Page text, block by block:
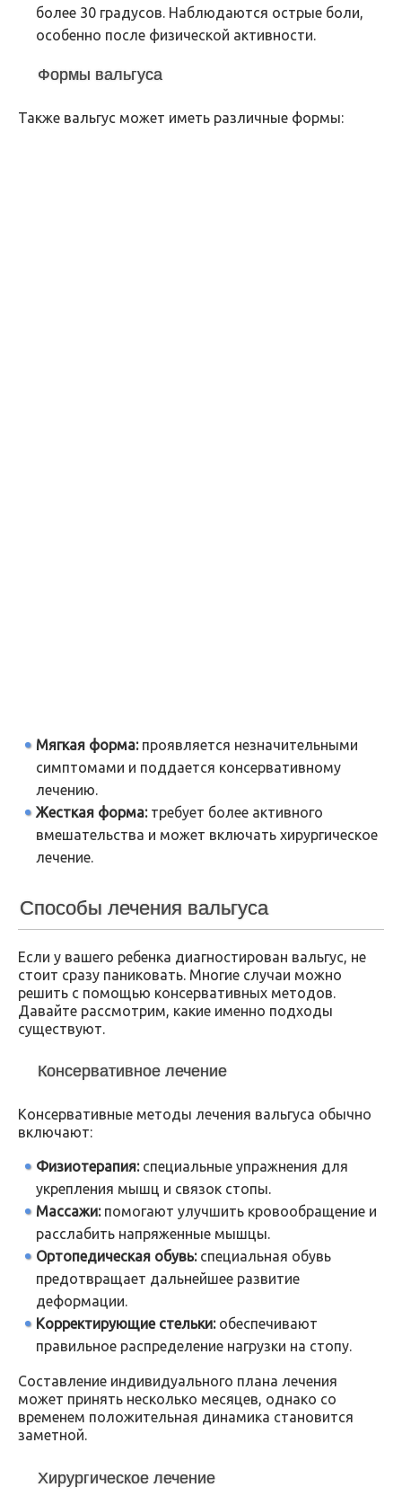
более 30 градусов. Наблюдаются острые боли,
особенно после физической активности.
Формы вальгуса
Также вальгус может иметь различные формы:
Мягкая форма:проявляется незначительными
симптомами и поддается консервативному
лечению.
Жесткая форма:требует более активного
вмешательства и может включать хирургическое
лечение.
Способы лечения вальгуса
Если у вашего ребенка диагностирован вальгус, не
стоит сразу паниковать. Многие случаи можно
решить с помощью консервативных методов.
Давайте рассмотрим, какие именно подходы
существуют.
Консервативное лечение
Консервативные методы лечения вальгуса обычно
включают:
Физиотерапия:специальные упражнения для
укрепления мышц и связок стопы.
Массажи:помогают улучшить кровообращение и
расслабить напряженные мышцы.
Ортопедическая обувь:специальная обувь
предотвращает дальнейшее развитие
деформации.
Корректирующие стельки:обеспечивают
правильное распределение нагрузки на стопу.
Составление индивидуального плана лечения
может принять несколько месяцев, однако со
временем положительная динамика становится
заметной.
Хирургическое лечение